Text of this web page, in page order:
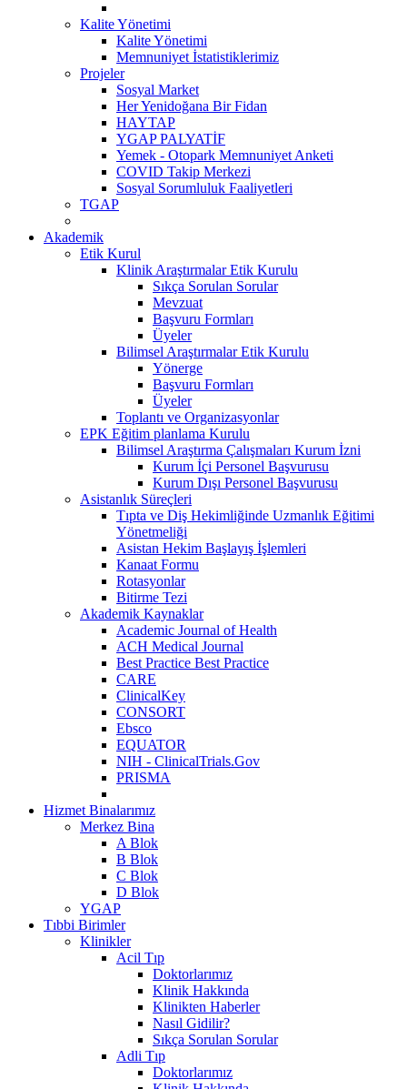
Kalite Yönetimi
Kalite Yönetimi
Memnuniyet İstatistiklerimiz
Projeler
Sosyal Market
Her Yenidoğana Bir Fidan
HAYTAP
YGAP PALYATİF
Yemek - Otopark Memnuniyet Anketi
COVID Takip Merkezi
Sosyal Sorumluluk Faaliyetleri
TGAP
Akademik
Etik Kurul
Klinik Araştırmalar Etik Kurulu
Sıkça Sorulan Sorular
Mevzuat
Başvuru Formları
Üyeler
Bilimsel Araştırmalar Etik Kurulu
Yönerge
Başvuru Formları
Üyeler
Toplantı ve Organizasyonlar
EPK Eğitim planlama Kurulu
Bilimsel Araştırma Çalışmaları Kurum İzni
Kurum İçi Personel Başvurusu
Kurum Dışı Personel Başvurusu
Asistanlık Süreçleri
Tıpta ve Diş Hekimliğinde Uzmanlık Eğitimi
Yönetmeliği
Asistan Hekim Başlayış İşlemleri
Kanaat Formu
Rotasyonlar
Bitirme Tezi
Akademik Kaynaklar
Academic Journal of Health
ACH Medical Journal
Best Practice Best Practice
CARE
ClinicalKey
CONSORT
Ebsco
EQUATOR
NIH - ClinicalTrials.Gov
PRISMA
Hizmet Binalarımız
Merkez Bina
A Blok
B Blok
C Blok
D Blok
YGAP
Tıbbi Birimler
Klinikler
Acil Tıp
Doktorlarımız
Klinik Hakkında
Klinikten Haberler
Nasıl Gidilir?
Sıkça Sorulan Sorular
Adli Tıp
Doktorlarımız